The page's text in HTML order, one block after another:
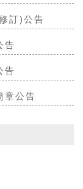
訂)公告
告
告
章公告